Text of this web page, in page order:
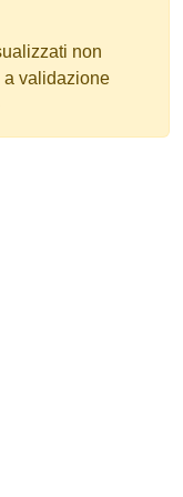
non
a validazione